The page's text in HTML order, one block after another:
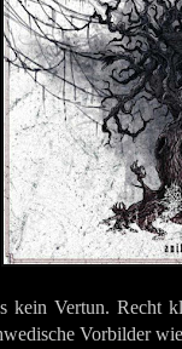
kein Vertun. Recht
Vorbilder